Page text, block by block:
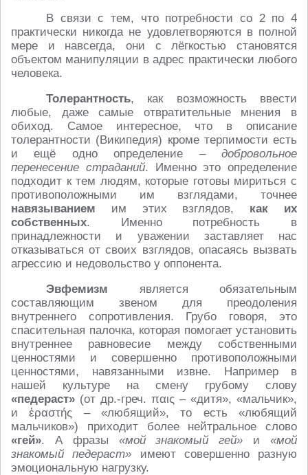
В связи с тем, что потребности со 2 по 4
практически никогда не удовлетворяются в полной
мере и навсегда, они с лёгкостью становятся
объектом манипуляции в адрес практически любого
человека.
Толерантность, как возможность ввести
любые, даже самые отвратительные мнения в
обиход. Самое интересное, что в описание
толерантности (Википедия) кроме терпимости есть
и ещё одно определение – добровольное
перенесение страданий. Именно это определение
подходит к тем людям, которые готовы мириться с
противоположными им взглядами, точнее
навязыванием им этих взглядов, как их
собственных. Именно потребность в
принадлежности и уважении заставляет нас
отказываться от своих взглядов, опасаясь вызвать
агрессию и недовольство у оппонента.
Эвфемизм является обязательным
составляющим звеном для преодоления
внутреннего сопротивления. Грубо говоря, это
спасительная палочка, которая помогает установить
внутреннее равновесие между собственными
ценностями и совершенно противоположными
ценностями, навязанными извне. Например в
нашей культуре на смену грубому слову
«педераст» (от др.-греч. παις – «дитя», «мальчик»,
и ἐραστής – «любящий», то есть «любящий
мальчиков») приходит более нейтральное слово
«гей». А фразы «мой знакомый гей» и«мой
знакомый педераст» имеют совершенно разную
эмоциональную нагрузку.